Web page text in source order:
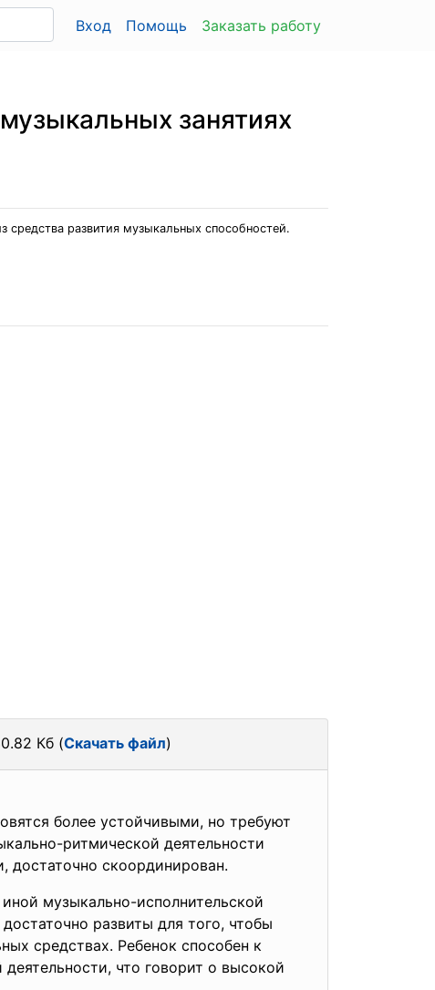
Вход Помощь Заказать работу
занятиях
развития музыкальных способностей.
Кб (Скачать файл)
более устойчивыми, но требуют
ритмической деятельности
достаточно скоординирован.
музыкально-исполнительской
развиты для того, чтобы
средствах. Ребенок способен к
что говорит о высокой